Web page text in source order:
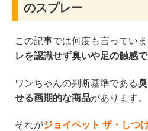
のスプレー
この記事では何度も言っていま
レを認識せず臭いや足の触感で
ワンちゃんの判断基準である
せる画期的な商品があります。
それがジョイペット ザ・しつ